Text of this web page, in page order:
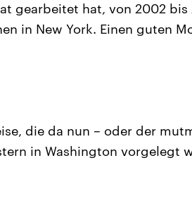
gearbeitet hat, von 2002
in New York. Einen guten
die da nun – oder der
in Washington vorgelegt